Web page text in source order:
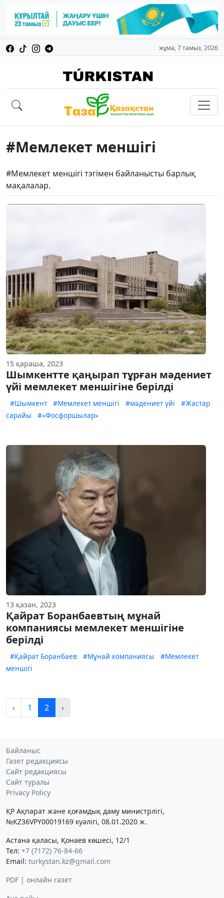
жұма, 7 тамыз, 2026
#Мемлекет меншігі
#Мемлекет меншігі тэгімен байланысты барлық
мақалалар.
15 қараша, 2023
Шымкентте қаңырап тұрған мәдениет
үйі мемлекет меншігіне берілді
#Шымкент #Мемлекет меншігі #мәдениет үйі
#Жастар
сарайы
#«Фосфоршылар»
13 қазан, 2023
Қайрат Боранбаевтың мұнай
компаниясы мемлекет меншігіне
берілді
#Қайрат Боранбаев #Мұнай компаниясы
#Мемлекет
меншігі
‹ 1 2 ›
Байланыс
Газет редакциясы
Сайт редакциясы
Сайт туралы
Privacy Policy
ҚР Ақпарат және қоғамдық даму министрлігі,
№KZ36VPY00019169 куәлігі, 08.01.2020 ж.
Астана қаласы, Қонаев көшесі, 12/1
Тел: +7 (7172) 76-84-66
Email: turkystan.kz@gmail.com
PDF | онлайн газет